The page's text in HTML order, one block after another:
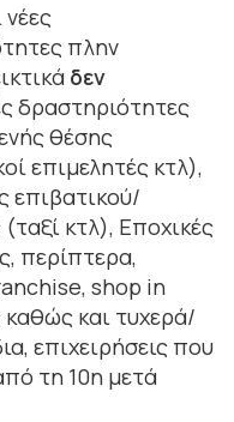
πλην
δεν
δραστηριότητες
θέσης
επιμελητές κτλ),
επιβατικού/
κτλ), Εποχικές
περίπτερα,
shop in
και τυχερά/
επιχειρήσεις που
τη 10η μετά